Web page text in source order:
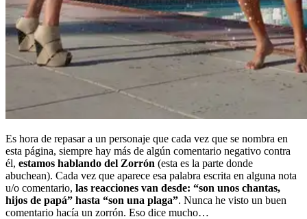
Es hora de repasar a un personaje que cada vez que se nombra en
esta página, siempre hay más de algún comentario negativo contra
él, estamos hablando del Zorrón (esta es la parte donde
abuchean). Cada vez que aparece esa palabra escrita en alguna nota
u/o comentario, las reacciones van desde: “son unos chantas,
hijos de papá” hasta “son una plaga”. Nunca he visto un buen
comentario hacía un zorrón. Eso dice mucho…